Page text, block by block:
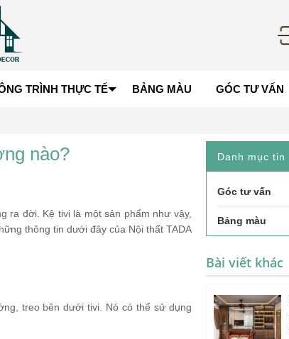
TRÌNH THỰC TẾ BẢNG MÀU GÓC TƯ VẤN
nào?
ra đời. Kệ tivi là một sản phẩm như vậy,
thông tin dưới đây của Nội thất TADA
treo bên dưới tivi. Nó có thể sử dụng
Danh mục tin
Góc tư vấn
Bảng màu
Bài viết khác